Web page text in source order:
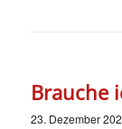
Brauche
23. Dezember